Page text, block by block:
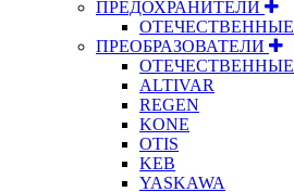
ПРЕДОХРАНИТЕЛИ
ОТЕЧЕСТВЕННЫЕ
ПРЕОБРАЗОВАТЕЛИ
ОТЕЧЕСТВЕННЫЕ
ALTIVAR
REGEN
KONE
OTIS
KEB
YASKAWA